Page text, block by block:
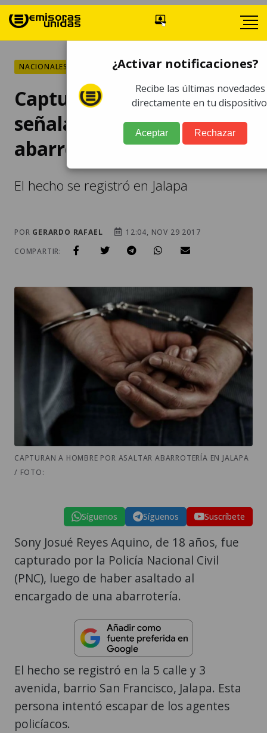
NACIONALES
Capturan a hombre
señalado de asaltar una
abarrotería
El hecho se registró en Jalapa
POR GERARDO RAFAEL
12:04, NOV 29 2017
COMPARTIR:
CAPTURAN A HOMBRE POR ASALTAR ABARROTERÍA EN JALAPA
/ FOTO:
Síguenos Síguenos Suscríbete
Sony Josué Reyes Aquino, de 18 años, fue
capturado por la Policía Nacional Civil
(PNC), luego de haber asaltado al
encargado de una abarrotería.
El hecho se registró en la 5 calle y 3
avenida, barrio San Francisco, Jalapa. Esta
persona intentó escapar de los agentes
policíacos.
¿Activar notificaciones?
Recibe las últimas novedades
directamente en tu
Aceptar Rechazar